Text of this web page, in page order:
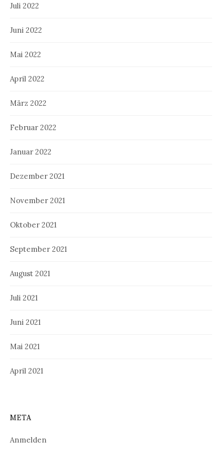
Juli 2022
Juni 2022
Mai 2022
April 2022
März 2022
Februar 2022
Januar 2022
Dezember 2021
November 2021
Oktober 2021
September 2021
August 2021
Juli 2021
Juni 2021
Mai 2021
April 2021
META
Anmelden